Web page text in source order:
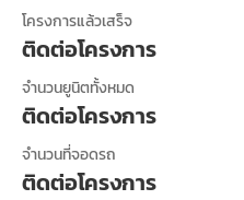
โครงการแล้วเสร็จ
ติดต่อโครงการ
จำนวนยูนิตทั้งหมด
ติดต่อโครงการ
จำนวนที่จอดรถ
ติดต่อโครงการ